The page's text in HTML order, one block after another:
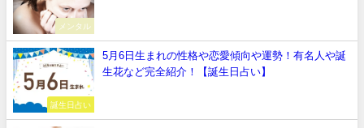
メンタル
誕生日占い
5月6日生まれの性格や恋愛傾向や運勢！有名人や誕
生花など完全紹介！【誕生日占い】